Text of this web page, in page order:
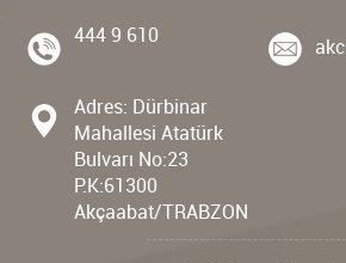
444 9 610
Adres: Dürbinar
Mahallesi Atatürk
Bulvarı No:23
P.K:61300
Akçaabat/TRABZON